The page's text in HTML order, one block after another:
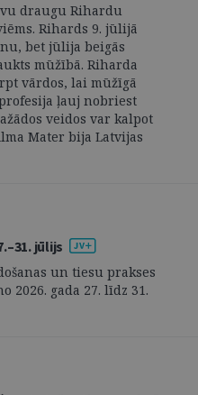
draugu Rihardu
Rihards 9. jūlijā
bet jūlija beigās
mūžībā. Riharda
vārdos, lai mūžīgā
ļauj nobriest
veidos var kalpot
Mater bija Latvijas
jūlijs
un tiesu prakses
2026. gada 27. līdz 31.